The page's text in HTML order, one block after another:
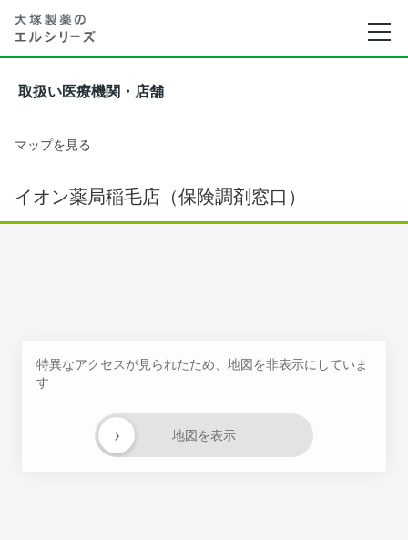
取扱い医療機関・店舗
マップを見る
イオン薬局稲毛店（保険調剤窓口）
特異なアクセスが見られたため、地図を非表示にしていま
す
地図を表示
›